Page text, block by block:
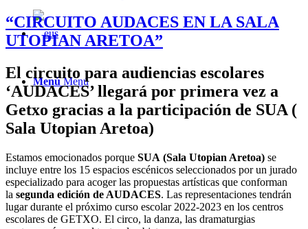
Menú Menú
“CIRCUITO AUDACES EN LA SALA
UTOPIAN ARETOA”
El circuito para audiencias escolares
‘AUDACES’ llegará por primera vez a
Getxo gracias a la participación de SUA (
Sala Utopian Aretoa)
Estamos emocionados porque SUA (Sala Utopian Aretoa) se
incluye entre los 15 espacios escénicos seleccionados por un jurado
especializado para acoger las propuestas artísticas que conforman
la segunda edición de AUDACES. Las representaciones tendrán
lugar durante el próximo curso escolar 2022-2023 en los centros
escolares de GETXO. El circo, la danza, las dramaturgias